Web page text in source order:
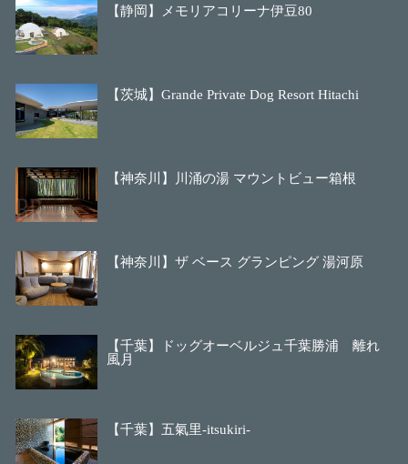
【静岡】メモリアコリーナ伊豆80
【茨城】Grande Private Dog Resort Hitachi
【神奈川】川涌の湯 マウントビュー箱根
【神奈川】ザ ベース グランピング 湯河原
【千葉】ドッグオーベルジュ千葉勝浦 離れ
風月
【千葉】五氣里-itsukiri-